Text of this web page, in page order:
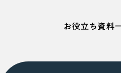
お役立ち資料